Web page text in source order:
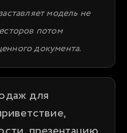
модель не
потом
документа.
для